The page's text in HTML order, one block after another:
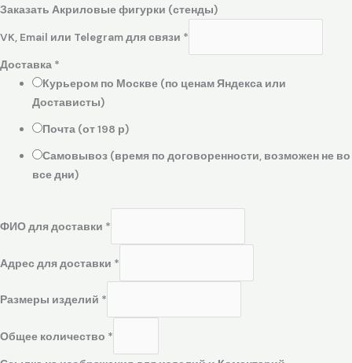
Заказать Акриловые фигурки (стенды)
VK, Email или Telegram для связи *
Доставка *
Курьером по Москве (по ценам Яндекса или
Достависты)
Почта (от 198 р)
Самовывоз (время по договоренности, возможен не во
все дни)
ФИО для доставки *
Адрес для доставки *
Размеры изделий *
Общее количество *